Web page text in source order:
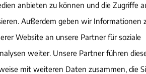
anbieten zu können und die Zugriffe
Außerdem geben wir Informationen
Website an unsere Partner für soziale
weiter. Unsere Partner führen
mit weiteren Daten zusammen, die